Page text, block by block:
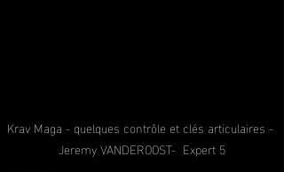
Krav Maga - quelques contrôle et clés articulaires -
Jeremy VANDEROOST-  Expert 5